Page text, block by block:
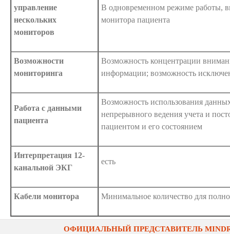
управление
нескольких
мониторов
В одновременном режиме работы,
монитора пациента
Возможности
мониторинга
Возможность концентрации
информации; возможность
Работа с данными
пациента
Возможность использования
непрерывного ведения учета и
пациентом и его состоянием
Интерпретация 12-
канальной ЭКГ
есть
Кабели монитора Минимальное количество для
ОФИЦИАЛЬНЫЙ ПРЕДСТАВИТЕЛЬ